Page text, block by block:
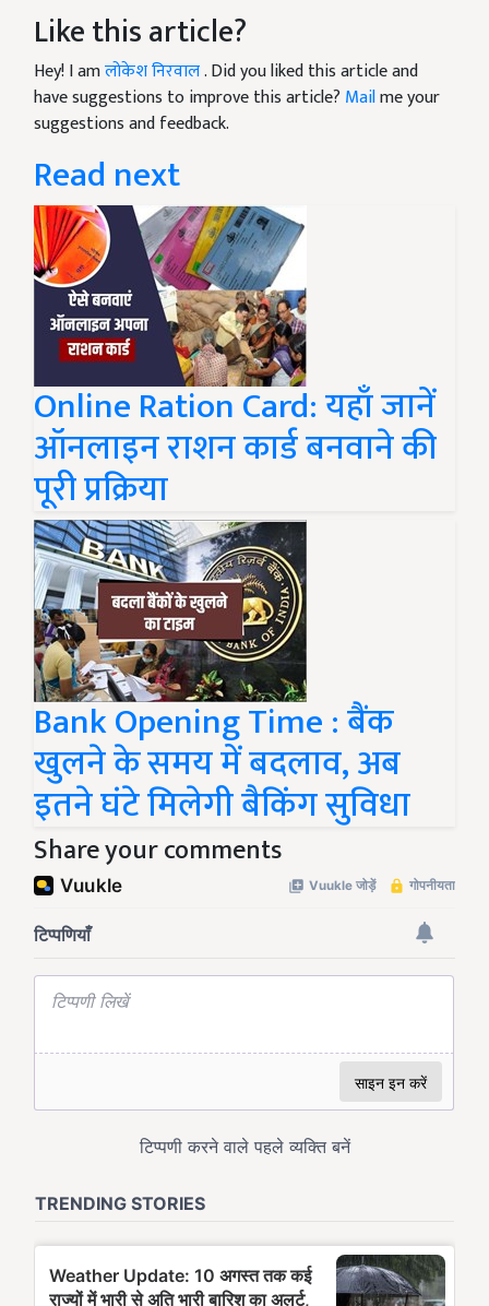
Like this article?
Hey! I amलोकेश निरवाल. Did you liked this article and
have suggestions to improve this article? Mailme your
suggestions and feedback.
Read next
Online Ration Card: यहाँ जानें
ऑनलाइन राशन कार्ड बनवाने की
पूरी प्रक्रिया
Bank Opening Time : बैंक
खुलने के समय में बदलाव, अब
इतने घंटे मिलेगी बैकिंग सुविधा
Share your comments